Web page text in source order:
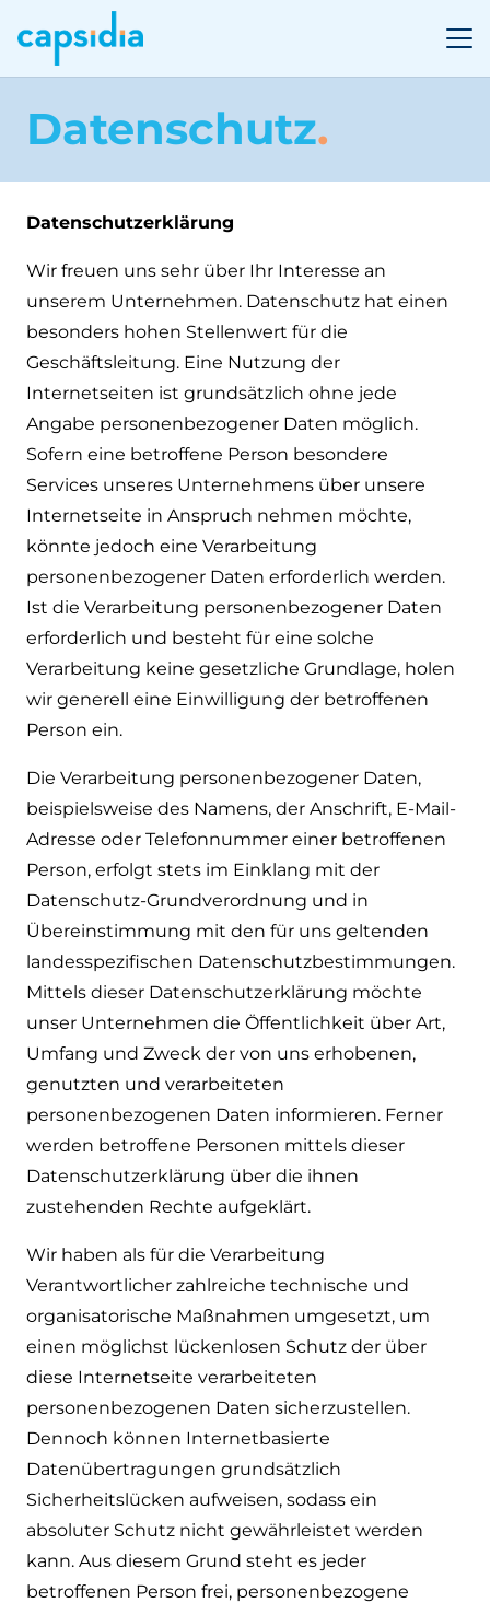
Datenschutz.
Datenschutzerklärung
Wir freuen uns sehr über Ihr Interesse an
unserem Unternehmen. Datenschutz hat einen
besonders hohen Stellenwert für die
Geschäftsleitung. Eine Nutzung der
Internetseiten ist grundsätzlich ohne jede
Angabe personenbezogener Daten möglich.
Sofern eine betroffene Person besondere
Services unseres Unternehmens über unsere
Internetseite in Anspruch nehmen möchte,
könnte jedoch eine Verarbeitung
personenbezogener Daten erforderlich werden.
Ist die Verarbeitung personenbezogener Daten
erforderlich und besteht für eine solche
Verarbeitung keine gesetzliche Grundlage, holen
wir generell eine Einwilligung der betroffenen
Person ein.
Die Verarbeitung personenbezogener Daten,
beispielsweise des Namens, der Anschrift, E-Mail-
Adresse oder Telefonnummer einer betroffenen
Person, erfolgt stets im Einklang mit der
Datenschutz-Grundverordnung und in
Übereinstimmung mit den für uns geltenden
landesspezifischen Datenschutzbestimmungen.
Mittels dieser Datenschutzerklärung möchte
unser Unternehmen die Öffentlichkeit über Art,
Umfang und Zweck der von uns erhobenen,
genutzten und verarbeiteten
personenbezogenen Daten informieren. Ferner
werden betroffene Personen mittels dieser
Datenschutzerklärung über die ihnen
zustehenden Rechte aufgeklärt.
Wir haben als für die Verarbeitung
Verantwortlicher zahlreiche technische und
organisatorische Maßnahmen umgesetzt, um
einen möglichst lückenlosen Schutz der über
diese Internetseite verarbeiteten
personenbezogenen Daten sicherzustellen.
Dennoch können Internetbasierte
Datenübertragungen grundsätzlich
Sicherheitslücken aufweisen, sodass ein
absoluter Schutz nicht gewährleistet werden
kann. Aus diesem Grund steht es jeder
betroffenen Person frei, personenbezogene